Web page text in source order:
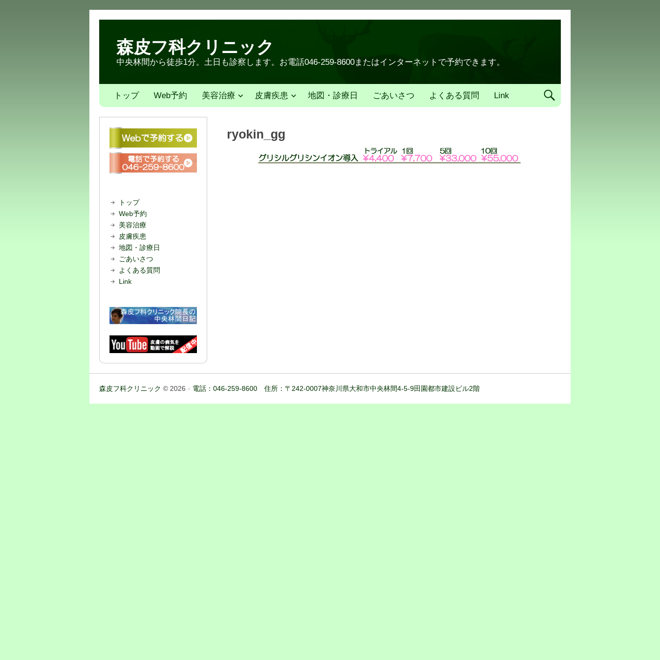
森皮フ科クリニック
中央林間から徒歩1分。土日も診察します。お電話046-259-8600またはインターネットで予約できます。
トップ Web予約 美容治療 皮膚疾患 地図・診療日 ごあいさつ よくある質問 Link
ryokin_gg
トップ
Web予約
美容治療
皮膚疾患
地図・診療日
ごあいさつ
よくある質問
Link
森皮フ科クリニック © 2026 電話：046-259-8600 住所：〒242-0007神奈川県大和市中央林間4-5-9田園都市建設ビル2階